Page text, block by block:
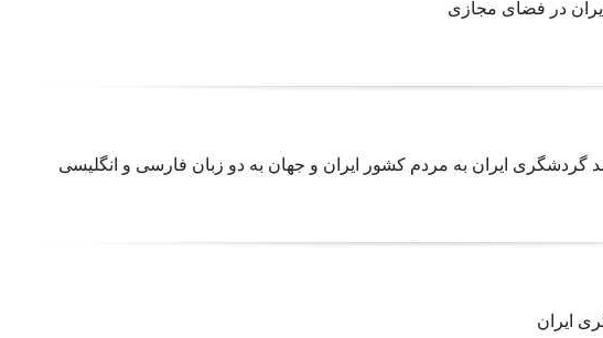
در فضای مجازی
گردشگری ایران به مردم کشور ایران و جهان به دو زبان فارسی و انگلیسی
ایران